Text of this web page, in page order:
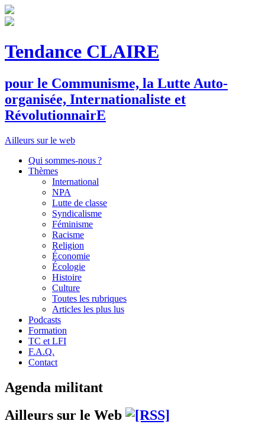
Tendance CLAIRE
pour le Communisme, la Lutte Auto-
organisée, Internationaliste et
RévolutionnairE
Ailleurs sur le web
Qui sommes-nous ?
Thèmes
International
NPA
Lutte de classe
Syndicalisme
Féminisme
Racisme
Religion
Économie
Écologie
Histoire
Culture
Toutes les rubriques
Articles les plus lus
Podcasts
Formation
TC et LFI
F.A.Q.
Contact
Agenda militant
Ailleurs sur le Web